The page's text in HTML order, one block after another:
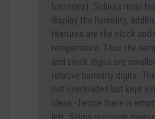
batteries). Selina's main
display the humidity,
features are the clock and
temperature. Thus the
and clock digits are
relative humidity digits.
not overloaded but kept
clean - hence there is
left. Selina precisely